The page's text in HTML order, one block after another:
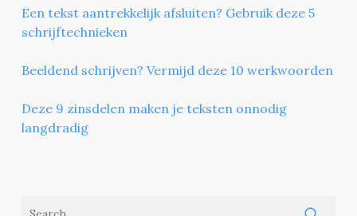
Een tekst aantrekkelijk afsluiten? Gebruik deze 5
schrijftechnieken
Beeldend schrijven? Vermijd deze 10 werkwoorden
Deze 9 zinsdelen maken je teksten onnodig
langdradig